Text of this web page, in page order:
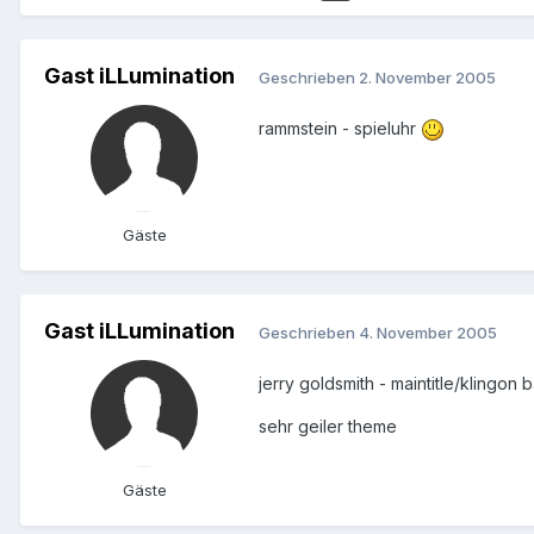
Gast iLLumination
Gäste
Geschrieben 2. November 2005
rammstein - spieluhr
Gast iLLumination
Gäste
Geschrieben 4. November 2005
jerry goldsmith - maintitle/klingon
sehr geiler theme